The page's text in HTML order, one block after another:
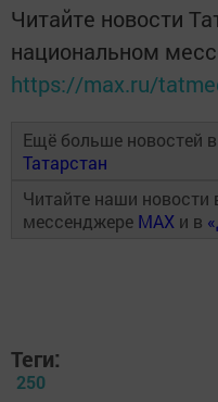
Читайте новости
национальном
https://max.ru/
Ещё больше новостей
Татарстан
Читайте наши новости
мессенджере MAX и в
Теги:
250